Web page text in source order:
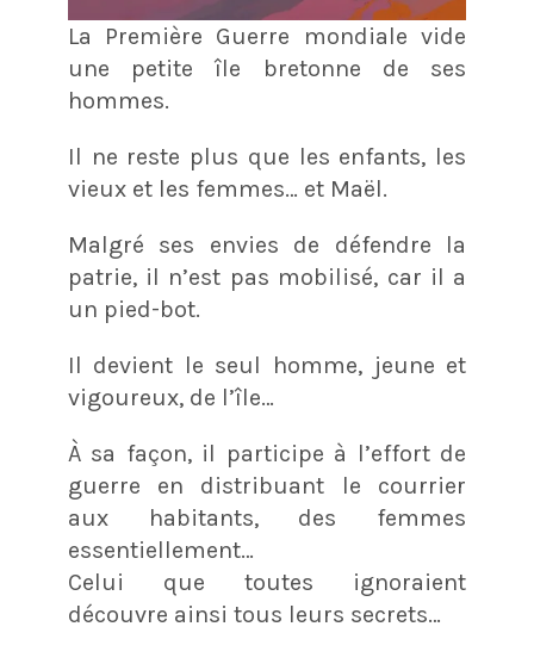
La Première Guerre mondiale vide
une petite île bretonne de ses
hommes.
Il ne reste plus que les enfants, les
vieux et les femmes… et Maël.
Malgré ses envies de défendre la
patrie, il n’est pas mobilisé, car il a
un pied-bot.
Il devient le seul homme, jeune et
vigoureux, de l’île…
À sa façon, il participe à l’effort de
guerre en distribuant le courrier
aux habitants, des femmes
essentiellement…
Celui que toutes ignoraient
découvre ainsi tous leurs secrets…